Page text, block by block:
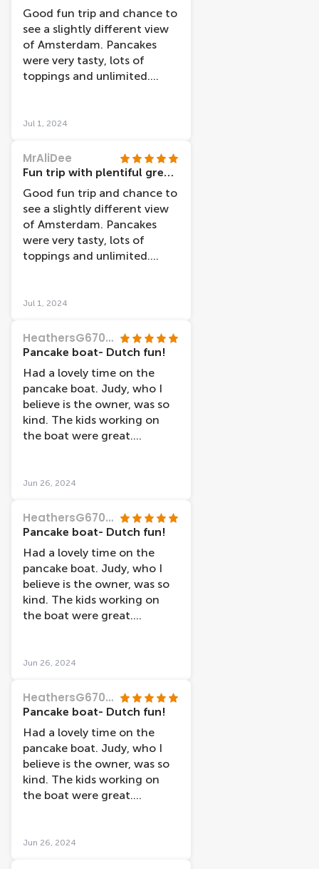
Good fun trip and chance to
see a slightly different view
of Amsterdam. Pancakes
were very tasty, lots of
toppings and unlimited.
provided full dinner! Staff
Jul 1, 2024
MrAliDee
Fun trip with plentiful great food
Good fun trip and chance to
see a slightly different view
of Amsterdam. Pancakes
were very tasty, lots of
toppings and unlimited.
provided full dinner! Staff
Jul 1, 2024
HeathersG6707RS
Pancake boat- Dutch fun!
Had a lovely time on the
pancake boat. Judy, who I
believe is the owner, was so
kind. The kids working on
the boat were great.
recommend this!
Jun 26, 2024
HeathersG6707RS
Pancake boat- Dutch fun!
Had a lovely time on the
pancake boat. Judy, who I
believe is the owner, was so
kind. The kids working on
the boat were great.
recommend this!
Jun 26, 2024
HeathersG6707RS
Pancake boat- Dutch fun!
Had a lovely time on the
pancake boat. Judy, who I
believe is the owner, was so
kind. The kids working on
the boat were great.
recommend this!
Jun 26, 2024